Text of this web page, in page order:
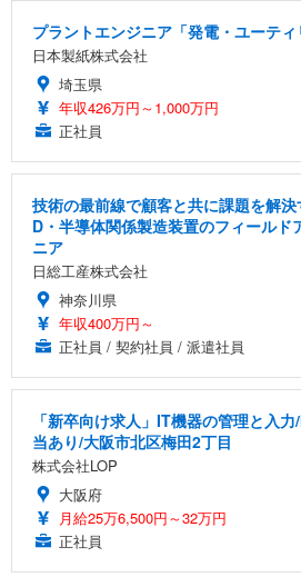
プラントエンジニア「発電・ユーティ
日本製紙株式会社
埼玉県
年収426万円～1,000万円
正社員
技術の最前線で顧客と共に課題を解
D・半導体関係製造装置のフィールド
ニア
日総工産株式会社
神奈川県
年収400万円～
正社員 / 契約社員 / 派遣社員
「新卒向け求人」IT機器の管理と入
当あり/大阪市北区梅田2丁目
株式会社LOP
大阪府
月給25万6,500円～32万円
正社員